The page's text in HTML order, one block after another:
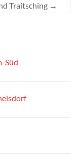
Traitsching →
Süd